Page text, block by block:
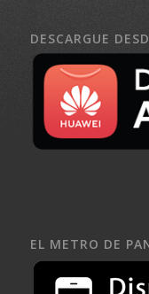
DESCARGUE
EL METRO DE